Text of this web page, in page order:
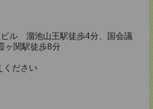
ル 溜池山王駅徒歩4分、国会議
ヶ関駅徒歩8分
ください